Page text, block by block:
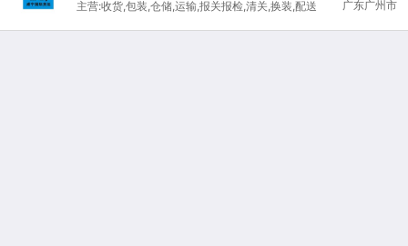
广东广州市
主营:收货,包装,仓储,运输,报关报检,清关,换装,配送